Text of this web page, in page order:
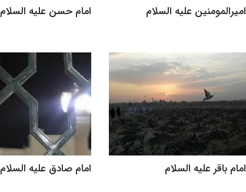
امیرالمومنین علیه السلام امام حسن علیه السلام
امام باقر علیه السلام امام صادق علیه السلام